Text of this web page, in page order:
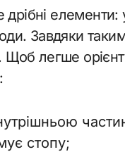
елементи:
Завдяки
Щоб легше
стопу;